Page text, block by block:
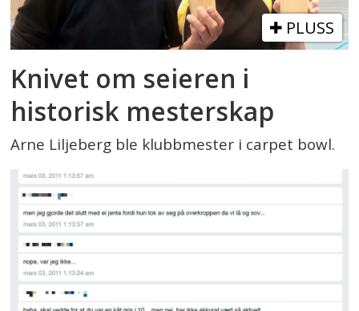
PLUSS
Knivet om seieren i
historisk mesterskap
Arne Liljeberg ble klubbmester i carpet bowl.